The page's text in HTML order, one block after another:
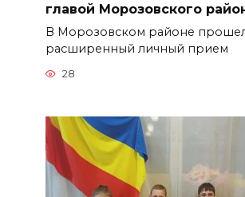
главой Морозовского
В Морозовском районе
расширенный личный прием
28